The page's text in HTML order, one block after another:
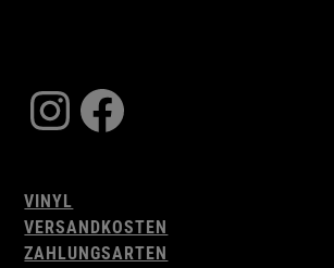
Instagram
Facebook
VINYL
VERSANDKOSTEN
ZAHLUNGSARTEN